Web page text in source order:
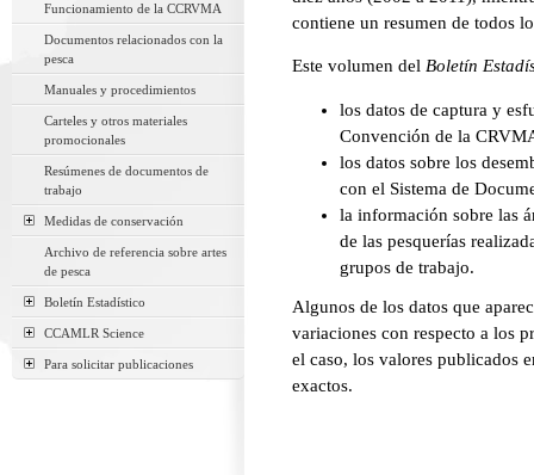
Funcionamiento de la CCRVMA
Documentos relacionados con la
pesca
Manuales y procedimientos
Carteles y otros materiales
promocionales
Resúmenes de documentos de
trabajo
Medidas de conservación
Archivo de referencia sobre artes
de pesca
Boletín Estadístico
CCAMLR Science
Para solicitar publicaciones
contiene un resumen de todos
Este volumen del Boletín
los datos de captura y
Convención de la
los datos sobre los
con el Sistema de
la información sobre las
de las pesquerías
grupos de trabajo.
Algunos de los datos que
variaciones con respecto a los
el caso, los valores publicados
exactos.